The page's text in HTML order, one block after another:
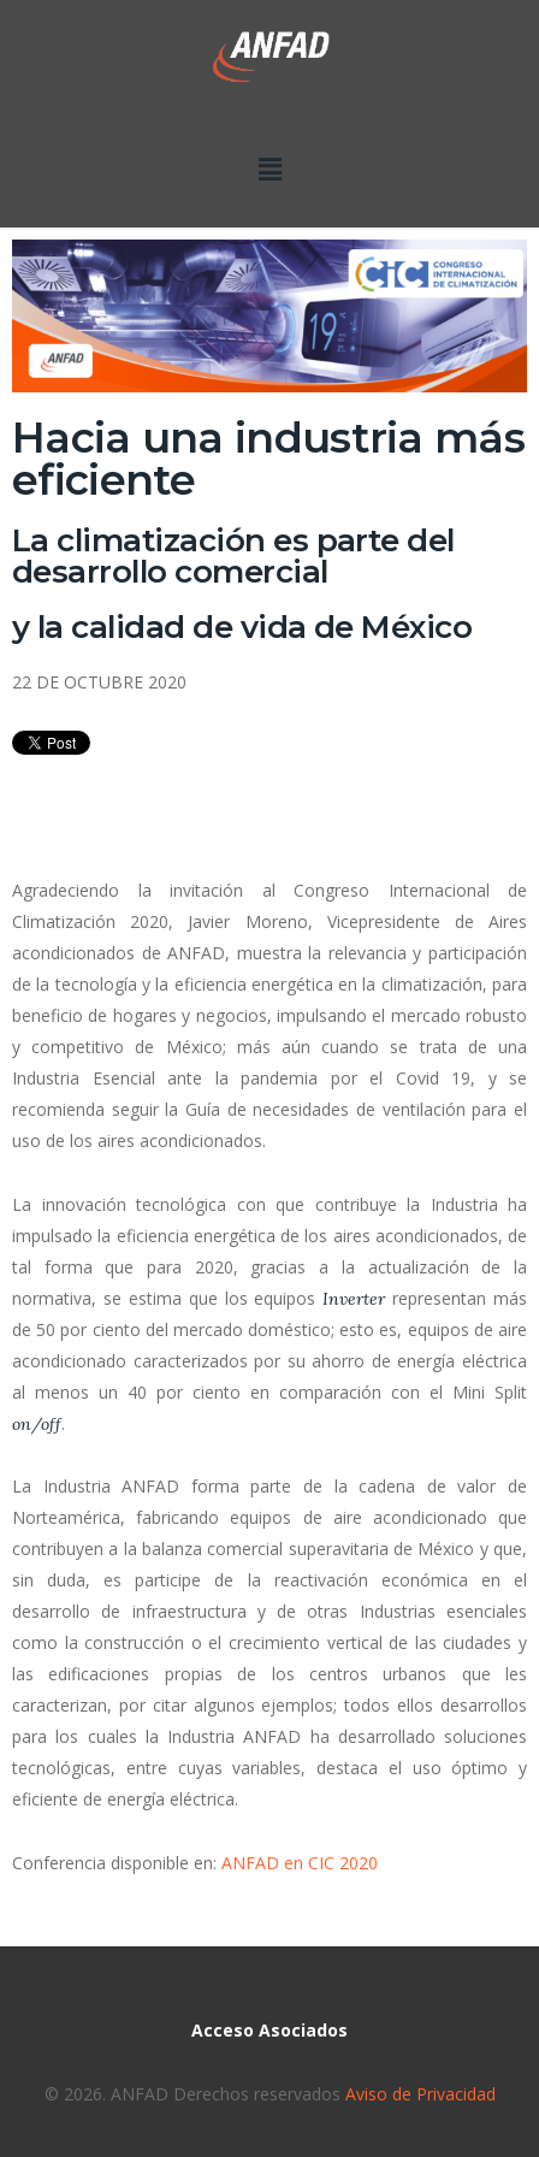
Hacia una industria más
eficiente
La climatización es parte del
desarrollo comercial
y la calidad de vida de México
22 DE OCTUBRE 2020
Agradeciendo la invitación al Congreso Internacional de
Climatización 2020, Javier Moreno, Vicepresidente de Aires
acondicionados de ANFAD, muestra la relevancia y participación
de la tecnología y la eficiencia energética en la climatización, para
beneficio de hogares y negocios, impulsando el mercado robusto
y competitivo de México; más aún cuando se trata de una
Industria Esencial ante la pandemia por el Covid 19, y se
recomienda seguir la Guía de necesidades de ventilación para el
uso de los aires acondicionados.
La innovación tecnológica con que contribuye la Industria ha
impulsado la eficiencia energética de los aires acondicionados, de
tal forma que para 2020, gracias a la actualización de la
normativa, se estima que los equipos Inverterrepresentan más
de 50 por ciento del mercado doméstico; esto es, equipos de aire
acondicionado caracterizados por su ahorro de energía eléctrica
al menos un 40 por ciento en comparación con el Mini Split
on/off.
La Industria ANFAD forma parte de la cadena de valor de
Norteamérica, fabricando equipos de aire acondicionado que
contribuyen a la balanza comercial superavitaria de México y que,
sin duda, es participe de la reactivación económica en el
desarrollo de infraestructura y de otras Industrias esenciales
como la construcción o el crecimiento vertical de las ciudades y
las edificaciones propias de los centros urbanos que les
caracterizan, por citar algunos ejemplos; todos ellos desarrollos
para los cuales la Industria ANFAD ha desarrollado soluciones
tecnológicas, entre cuyas variables, destaca el uso óptimo y
eficiente de energía eléctrica.
Conferencia disponible en: ANFAD en CIC 2020
Acceso Asociados
© 2026. ANFAD Derechos reservados Aviso de Privacidad